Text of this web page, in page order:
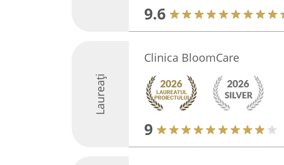
9.6
Laureați
Clinica BloomCare
9